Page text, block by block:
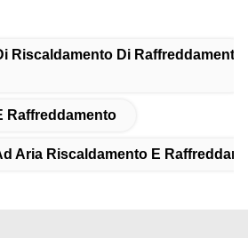
Riscaldamento Di Raffreddamento
Raffreddamento
Aria Riscaldamento E